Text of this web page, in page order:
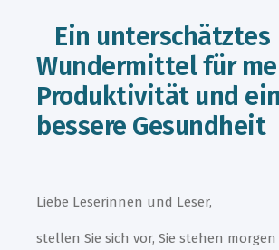
Ein unterschätztes
Wundermittel für
Produktivität und
bessere Gesundheit
Liebe Leserinnen und Leser,
stellen Sie sich vor, Sie stehen